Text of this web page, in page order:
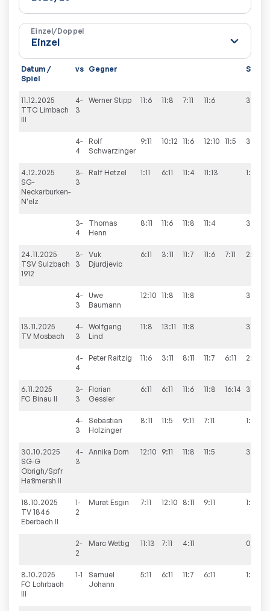
Einzel/Doppel
Datum /
Spiel
vs Gegner Sätze
11.12.2025
TTC Limbach
III
4-
3
Werner Stipp 11:6 11:8 7:11 11:6 3:1
4-
4
Rolf
Schwarzinger
9:11 10:12 11:6 12:10 11:5 3:2
4.12.2025
SG-
Neckarburken-
N'elz
3-
3
Ralf Hetzel 1:11 6:11 11:4 11:13 1:3
3-
4
Thomas
Henn
8:11 11:6 11:8 11:4 3:1
24.11.2025
TSV Sulzbach
1912
3-
3
Vuk
Djurdjevic
6:11 3:11 11:7 11:6 7:11 2:3
4-
3
Uwe
Baumann
12:10 11:8 11:8 3:0
13.11.2025
TV Mosbach
4-
3
Wolfgang
Lind
11:8 13:11 11:8 3:0
4-
4
Peter Raitzig 11:6 3:11 8:11 11:7 6:11 2:3
6.11.2025
FC Binau II
3-
3
Florian
Gessler
6:11 6:11 11:6 11:8 16:14 3:2
4-
3
Sebastian
Holzinger
8:11 11:5 9:11 7:11 1:3
30.10.2025
SG-G
Obrigh/Spfr
Haßmersh II
4-
3
Annika Dorn 12:10 9:11 11:8 11:5 3:1
18.10.2025
TV 1846
Eberbach II
1-
2
Murat Esgin 7:11 12:10 8:11 9:11 1:3
2-
2
Marc Wettig 11:13 7:11 4:11 0:3
8.10.2025
FC Lohrbach
III
1-1
Samuel
Johann
5:11 6:11 11:7 6:11 1:3